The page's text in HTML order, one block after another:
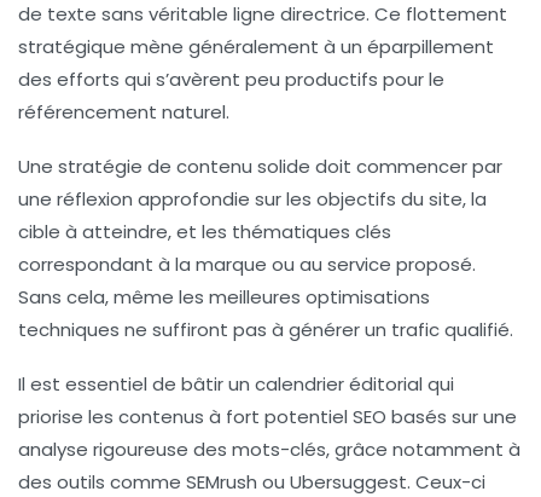
de texte sans véritable ligne directrice. Ce flottement
stratégique mène généralement à un éparpillement
des efforts qui s’avèrent peu productifs pour le
référencement naturel.
Une stratégie de contenu solide doit commencer par
une réflexion approfondie sur les objectifs du site, la
cible à atteindre, et les thématiques clés
correspondant à la marque ou au service proposé.
Sans cela, même les meilleures optimisations
techniques ne suffiront pas à générer un trafic qualifié.
Il est essentiel de bâtir un calendrier éditorial qui
priorise les contenus à fort potentiel SEO basés sur une
analyse rigoureuse des mots-clés, grâce notamment à
des outils comme SEMrush ou Ubersuggest. Ceux-ci